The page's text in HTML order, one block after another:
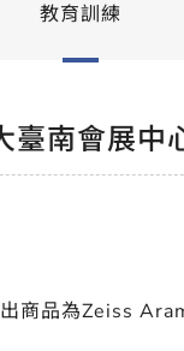
教育訓練
臺南會展中
商品為Zeiss